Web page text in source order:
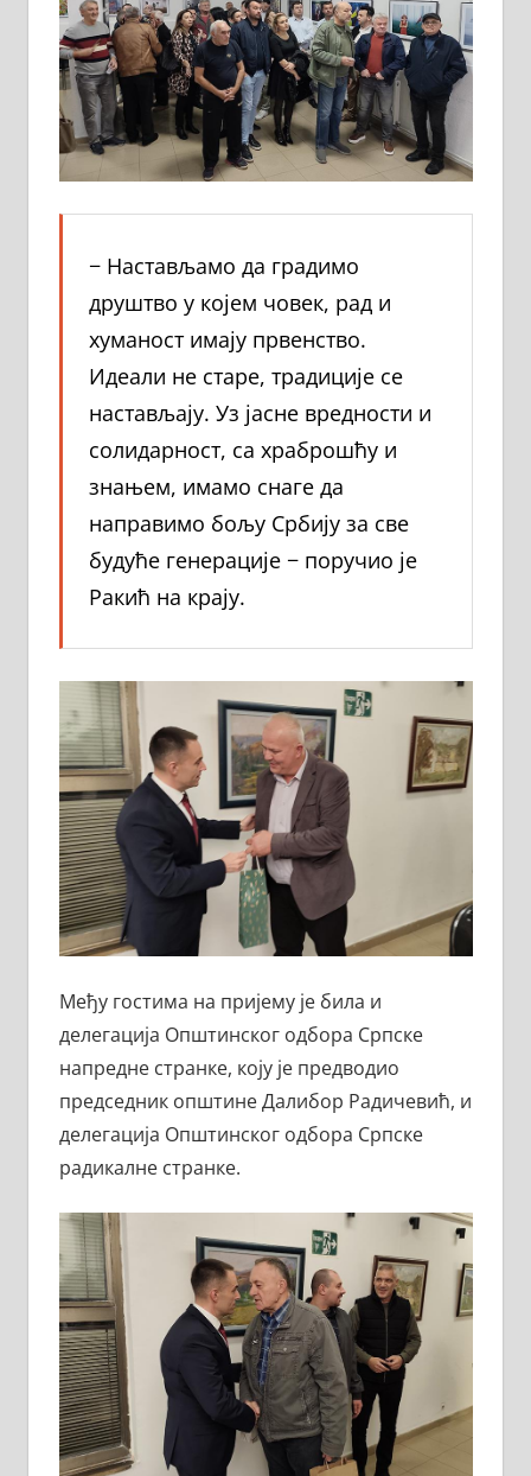
− Настављамо да градимо
друштво у којем човек, рад и
хуманост имају првенство.
Идеали не старе, традиције се
настављају. Уз јасне вредности и
солидарност, са храброшћу и
знањем, имамо снаге да
направимо бољу Србију за све
будуће генерације − поручио је
Ракић на крају.
Међу гостима на пријему је била и
делегација Општинског одбора Српске
напредне странке, коју је предводио
председник општине Далибор Радичевић, и
делегација Општинског одбора Српске
радикалне странке.